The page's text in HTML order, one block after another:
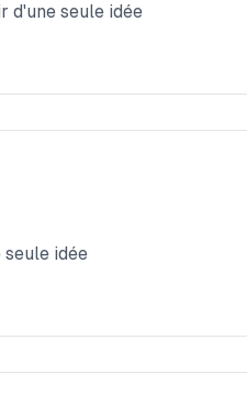
d'une seule idée
idée